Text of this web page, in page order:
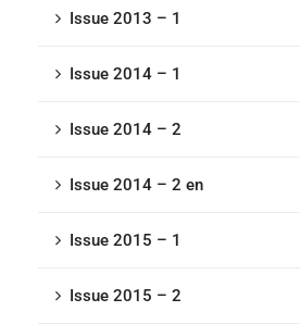
Issue 2013 – 1
Issue 2014 – 1
Issue 2014 – 2
Issue 2014 – 2 en
Issue 2015 – 1
Issue 2015 – 2